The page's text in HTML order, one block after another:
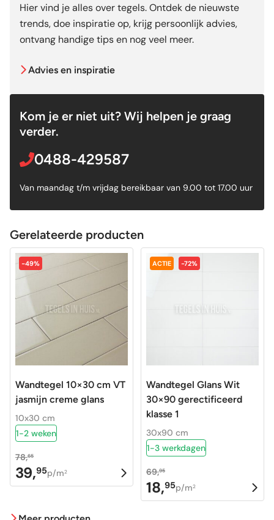
Hier vind je alles over tegels. Ontdek de nieuwste
trends, doe inspiratie op, krijg persoonlijk advies,
ontvang handige tips en nog veel meer.
Advies en inspiratie
Kom je er niet uit? Wij helpen je graag
verder.
0488-429587
Van maandag t/m vrijdag bereikbaar van 9.00 tot 17.00 uur
Gerelateerde producten
-49%
Wandtegel 10×30 cm VT
jasmijn creme glans
10x30 cm
1-2 weken
78,65
Oorspronkelijke
prijs
39,95
Huidige
prijs
p/m2
ACTIE -72%
Wandtegel Glans Wit
30×90 gerectificeerd
klasse 1
30x90 cm
1-3 werkdagen
69,95
Oorspronkelijke
prijs
18,95
Huidige
prijs
p/m2